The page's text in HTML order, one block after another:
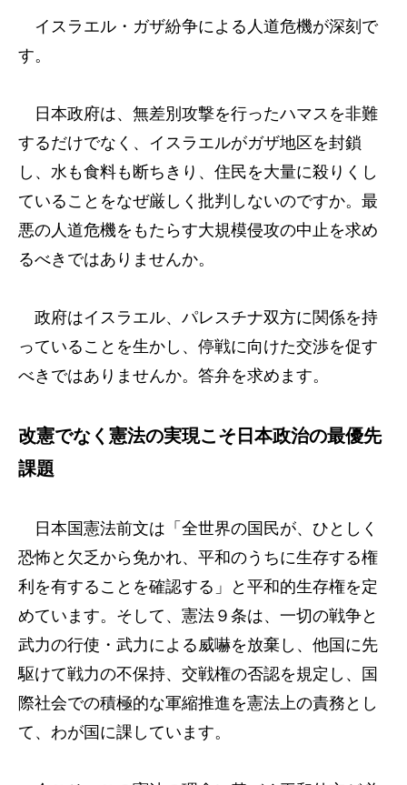
イスラエル・ガザ紛争による人道危機が深刻で
す。
日本政府は、無差別攻撃を行ったハマスを非難
するだけでなく、イスラエルがガザ地区を封鎖
し、水も食料も断ちきり、住民を大量に殺りくし
ていることをなぜ厳しく批判しないのですか。最
悪の人道危機をもたらす大規模侵攻の中止を求め
るべきではありませんか。
政府はイスラエル、パレスチナ双方に関係を持
っていることを生かし、停戦に向けた交渉を促す
べきではありませんか。答弁を求めます。
改憲でなく憲法の実現こそ日本政治の最優先
課題
日本国憲法前文は「全世界の国民が、ひとしく
恐怖と欠乏から免かれ、平和のうちに生存する権
利を有することを確認する」と平和的生存権を定
めています。そして、憲法９条は、一切の戦争と
武力の行使・武力による威嚇を放棄し、他国に先
駆けて戦力の不保持、交戦権の否認を規定し、国
際社会での積極的な軍縮推進を憲法上の責務とし
て、わが国に課しています。